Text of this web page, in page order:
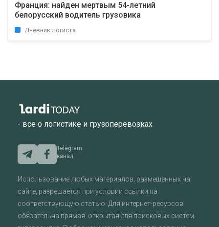
Франция: найден мертвым 54-летний
белорусский водитель грузовика
Дневник логиста
- все о логистике и грузоперевозках
Telegram
канал
Использование любых материалов, размещенных на
сайте, разрешается при условии ссылки на
соответствующую статью. Для интернет-ресурсов
обязательна прямая, открытая для поисковых систем